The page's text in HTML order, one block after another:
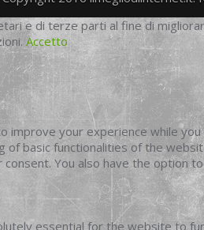
e di terze parti al fine di
Accetto
improve your experience while
of basic functionalities of the
You also have the option
essential for the website to